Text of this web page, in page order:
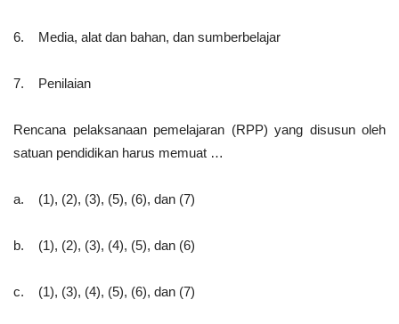
6. Media, alat dan bahan, dan sumberbelajar
7. Penilaian
Rencana pelaksanaan pemelajaran (RPP) yang disusun oleh
satuan pendidikan harus memuat …
a. (1), (2), (3), (5), (6), dan (7)
b. (1), (2), (3), (4), (5), dan (6)
c. (1), (3), (4), (5), (6), dan (7)